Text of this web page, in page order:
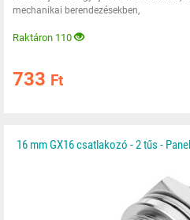
mechanikai berendezésekben,
Raktáron 110
733 Ft
16 mm GX16 csatlakozó - 2 tűs -